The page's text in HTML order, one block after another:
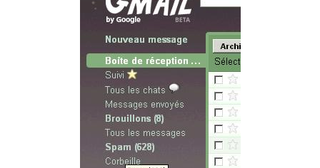
Derniers Commentaires
Entretien ménager dansT’as vu quoi ? #52
C’était pas mieux avant… à Lyon
Comment j’ai opéré ma vélorution toute personnelle
Comment j’ai opéré ma vélorution toute personnelle
dansComment j’ai opéré ma vélorution toute